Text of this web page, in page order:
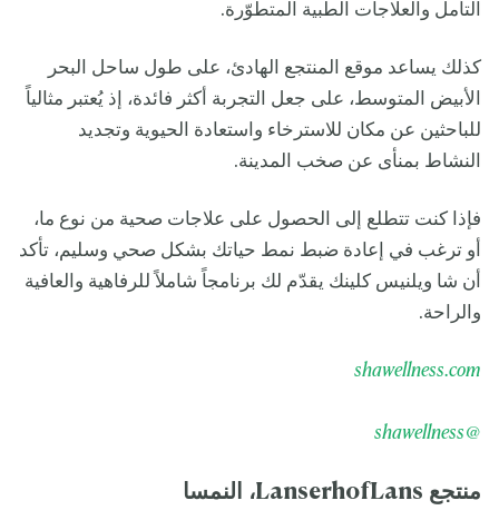
التأمل والعلاجات الطبية المتطوّرة.
كذلك يساعد موقع المنتجع الهادئ، على طول ساحل البحر
الأبيض المتوسط، ​​على جعل التجربة أكثر فائدة، إذ يُعتبر مثالياً
للباحثين عن مكان للاسترخاء واستعادة الحيوية وتجديد
النشاط بمنأى عن صخب المدينة.
فإذا كنت تتطلع إلى الحصول على علاجات صحية من نوع ما،
أو ترغب في إعادة ضبط نمط حياتك بشكل صحي وسليم، تأكد
أن شا ويلنيس كلينك يقدّم لك برنامجاً شاملاً للرفاهية والعافية
والراحة.
shawellness.com
@shawellness
منتجع LanserhofLans، النمسا